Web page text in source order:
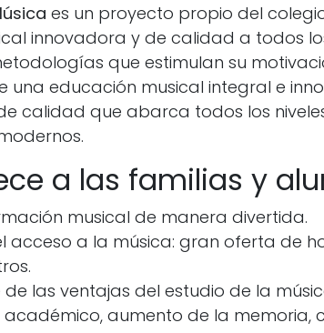
es un proyecto propio del
innovadora y de calidad a todos
que estimulan su
una educación musical integral e
calidad que abarca todos los
a las familias y
musical de manera divertida.
acceso a la música: gran oferta de
de las ventajas del estudio de la
aumento de la memoria,